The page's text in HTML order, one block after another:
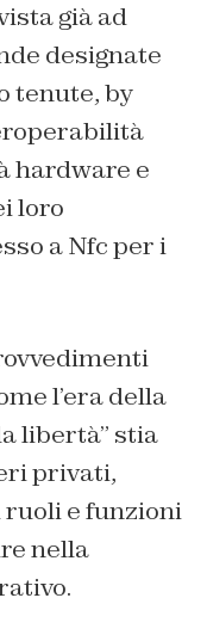
già ad
designate
tenute, by
hardware e
loro
a Nfc per i
l’era della
libertà” stia
privati,
ruoli e funzioni
nella